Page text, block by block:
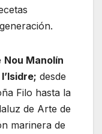
Nou Manolín
desde
Filo hasta la
de Arte de
marinera de